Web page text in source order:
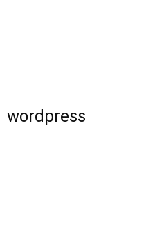
wordpress